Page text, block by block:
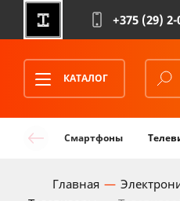
+375 (29) 2-
КАТАЛОГ
Смартфоны
Главная